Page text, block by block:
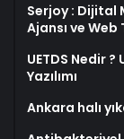
Serjoy : Dijital
Ajansı ve Web
UETDS Nedir
Yazılımı
Ankara halı